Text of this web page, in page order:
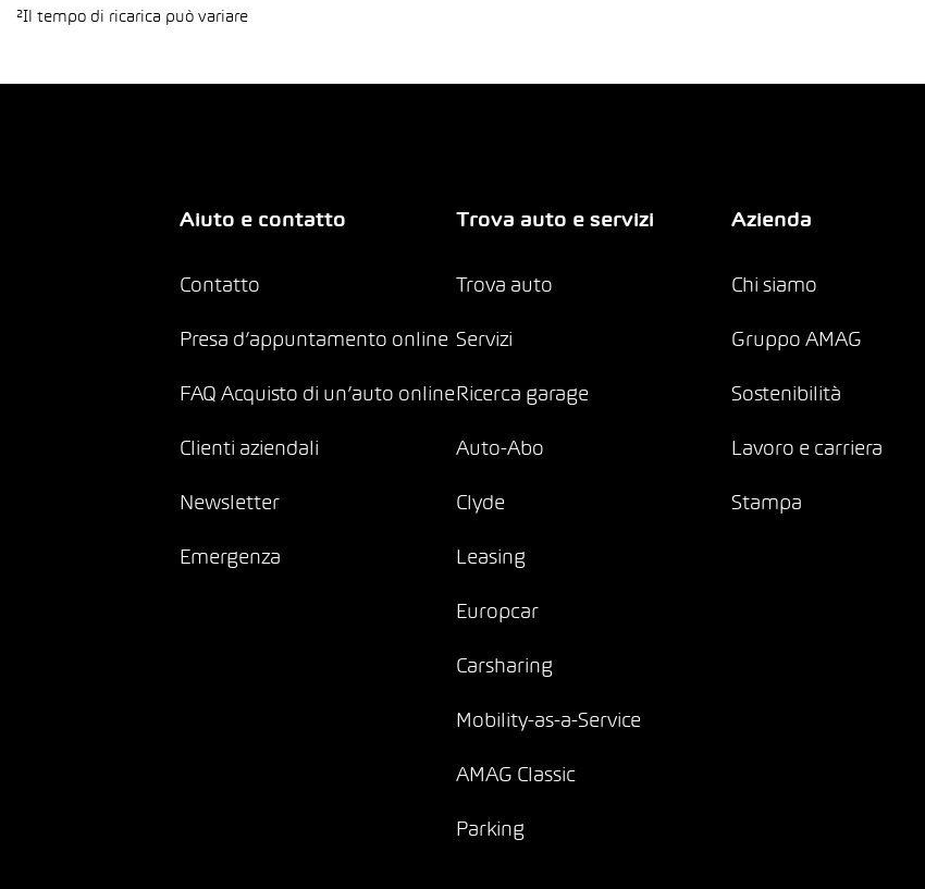
²Il tempo di ricarica può variare
Aiuto e contatto
Contatto
Presa d’appuntamento online
FAQ Acquisto di un’auto online
Clienti aziendali
Newsletter
Emergenza
Trova auto e servizi
Trova auto
Servizi
Ricerca garage
Auto-Abo
Clyde
Leasing
Europcar
Carsharing
Mobility-as-a-Service
AMAG Classic
Parking
Azienda
Chi siamo
Gruppo AMAG
Sostenibilità
Lavoro e carriera
Stampa